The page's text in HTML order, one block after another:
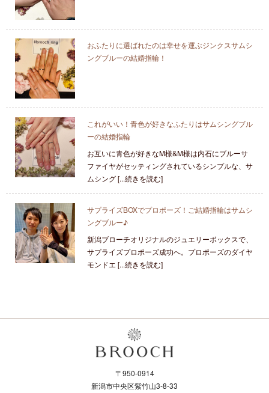
おふたりに選ばれたのは幸せを運ぶジンクスサムシ
ングブルーの結婚指輪！
これがいい！青色が好きなふたりはサムシングブル
ーの結婚指輪
お互いに青色が好きなM様&M様は内石にブルーサ
ファイヤがセッティングされているシンプルな、サ
ムシング [...続きを読む]
サプライズBOXでプロポーズ！ご結婚指輪はサムシ
ングブルー♪
新潟ブローチオリジナルのジュエリーボックスで、
サプライズプロポーズ成功へ。プロポーズのダイヤ
モンドエ [...続きを読む]
〒950-0914
新潟市中央区紫竹山3-8-33